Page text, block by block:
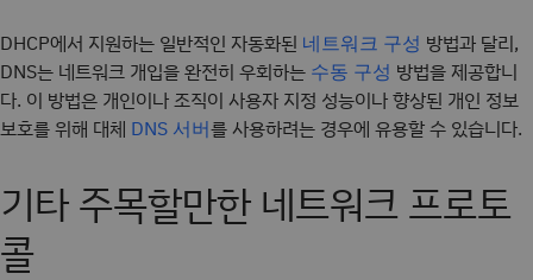
DHCP에서 지원하는 일반적인 자동화된 네트워크 구성 방법과 달리,
DNS는 네트워크 개입을 완전히 우회하는 수동 구성 방법을 제공합니
다. 이 방법은 개인이나 조직이 사용자 지정 성능이나 향상된 개인 정보
보호를 위해 대체 DNS 서버를 사용하려는 경우에 유용할 수 있습니다.
기타 주목할만한 네트워크 프로토
콜